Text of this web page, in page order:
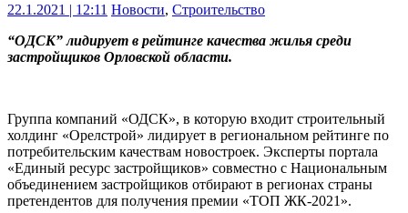
22.1.2021 | 12:11 Новости, Строительство
“ОДСК” лидирует в рейтинге качества жилья среди
застройщиков Орловской области.
Группа компаний «ОДСК», в которую входит строительный
холдинг «Орелстрой» лидирует в региональном рейтинге по
потребительским качествам новостроек. Эксперты портала
«Единый ресурс застройщиков» совместно с Национальным
объединением застройщиков отбирают в регионах страны
претендентов для получения премии «ТОП ЖК-2021».